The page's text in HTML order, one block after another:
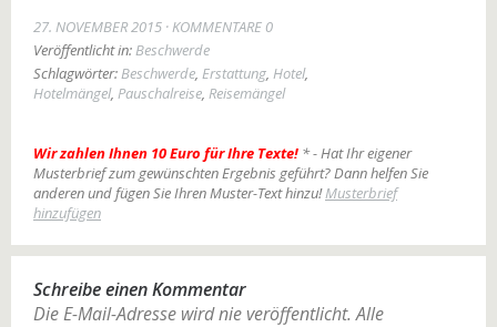
27. NOVEMBER 2015 KOMMENTARE 0
Veröffentlicht in:Beschwerde
Schlagwörter:Beschwerde, Erstattung, Hotel,
Hotelmängel, Pauschalreise, Reisemängel
Wir zahlen Ihnen 10 Euro für Ihre Texte! * - Hat Ihr eigener
Musterbrief zum gewünschten Ergebnis geführt? Dann helfen Sie
anderen und fügen Sie Ihren Muster-Text hinzu!Musterbrief
hinzufügen
Schreibe einen Kommentar
Die E-Mail-Adresse wird nie veröffentlicht. Alle